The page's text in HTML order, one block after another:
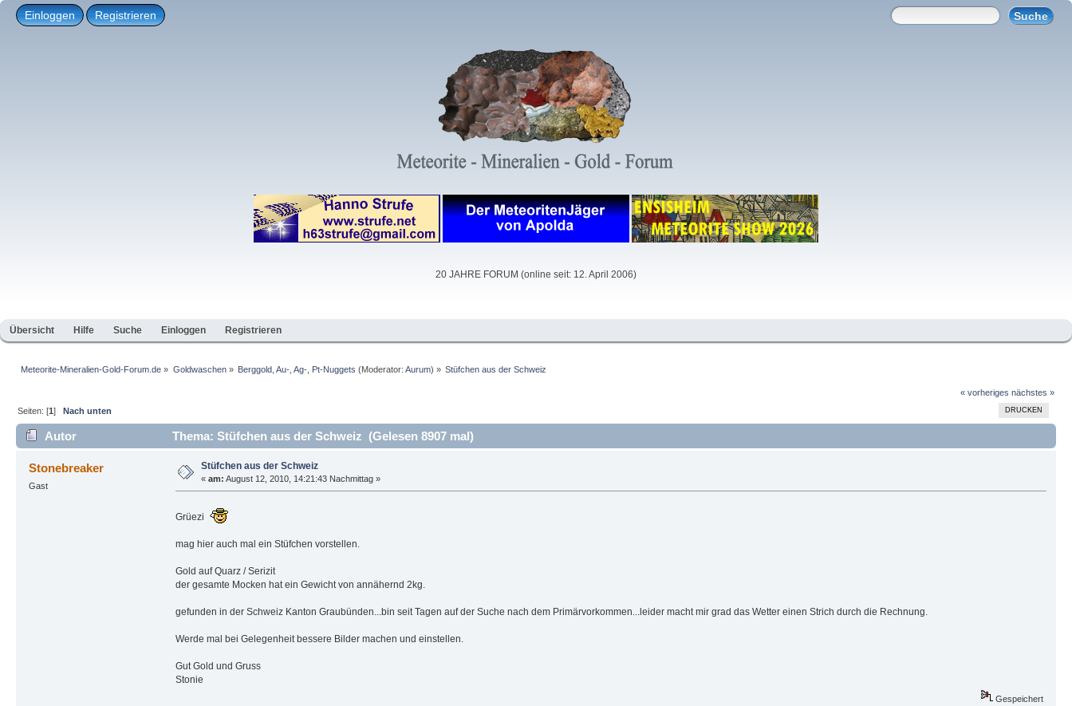
Einloggen Registrieren
20 JAHRE FORUM (online seit: 12. April 2006)
Übersicht Hilfe Suche Einloggen Registrieren
Meteorite-Mineralien-Gold-Forum.de » Goldwaschen» Berggold, Au-, Ag-, Pt-Nuggets (Moderator: Aurum) » Stüfchen aus der Schweiz
« vorheriges nächstes »
DRUCKEN
Seiten: [1]Nach unten
Autor Thema: Stüfchen aus der Schweiz (Gelesen 8907 mal)
Stonebreaker
Gast
Stüfchen aus der Schweiz
« am: August 12, 2010, 14:21:43 Nachmittag »
Grüezi
mag hier auch mal ein Stüfchen vorstellen.
Gold auf Quarz / Serizit
der gesamte Mocken hat ein Gewicht von annähernd 2kg.
gefunden in der Schweiz Kanton Graubünden...bin seit Tagen auf der Suche nach dem Primärvorkommen...leider macht mir grad das Wetter einen Strich durch die Rechnung.
Werde mal bei Gelegenheit bessere Bilder machen und einstellen.
Gut Gold und Gruss
Stonie
Gespeichert